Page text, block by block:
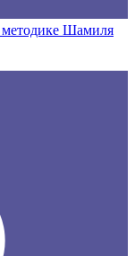
методике Шамиля